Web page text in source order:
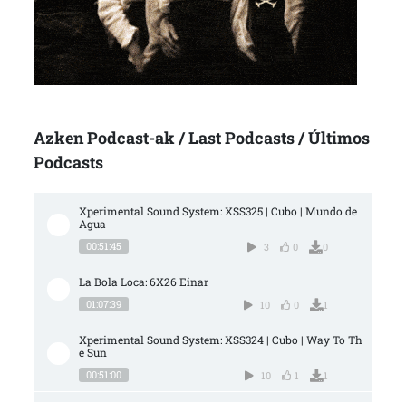
Azken Podcast-ak / Last Podcasts / Últimos
Podcasts
Xperimental Sound System: XSS325 | Cubo | Mundo de
Agua
00:51:45 3 0 0
La Bola Loca: 6X26 Einar
01:07:39 10 0 1
Xperimental Sound System: XSS324 | Cubo | Way To Th
e Sun
00:51:00 10 1 1